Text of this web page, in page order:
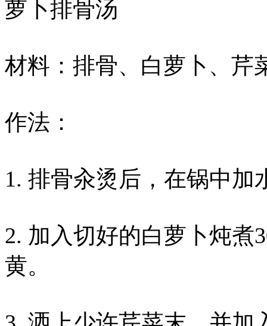
萝卜排骨汤
材料：排骨、白萝卜、芹
作法：
1. 排骨汆烫后，在锅中加
2. 加入切好的白萝卜炖煮
黄。